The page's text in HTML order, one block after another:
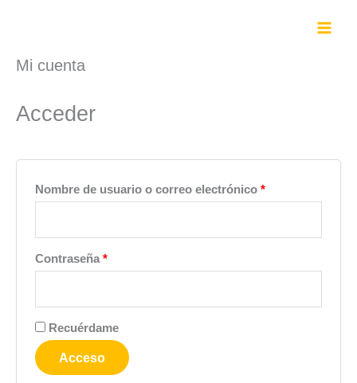
contenido
Mi cuenta
Acceder
Nombre de usuario o correo electrónico *
Contraseña *
Recuérdame
Acceso